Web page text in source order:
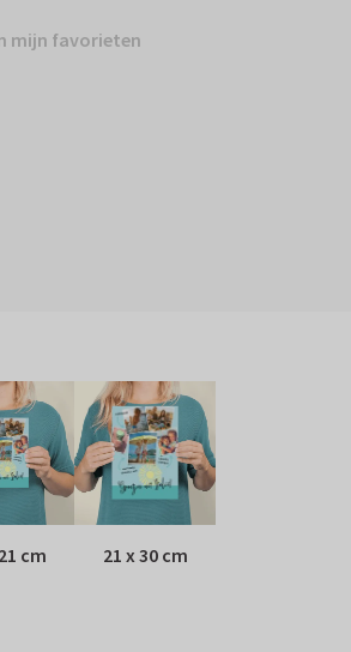
mijn favorieten
cm 21 x 30 cm